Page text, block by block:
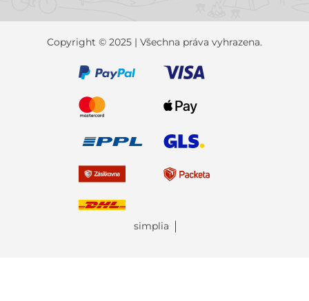
Copyright © 2025 | Všechna práva vyhrazena.
simplia